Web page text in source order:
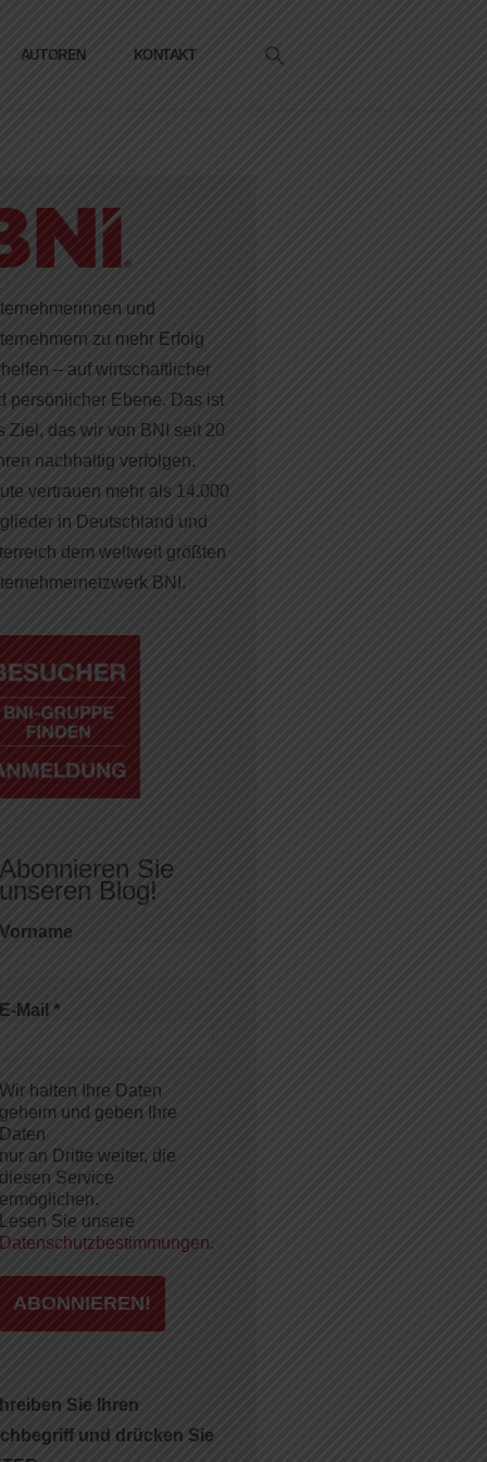
AUTOREN KONTAKT
und
zu mehr Erfolg
– auf wirtschaftlicher
persönlicher Ebene. Das ist
Ziel, das wir von BNI seit 20
nachhaltig verfolgen.
vertrauen mehr als 14.000
in Deutschland und
dem weltweit größten
BNI.
Abonnieren Sie
unseren Blog!
Vorname
E-Mail *
Wir halten Ihre Daten
geheim und geben Ihre
Daten
nur an Dritte weiter, die
diesen Service
ermöglichen.
Lesen Sie unsere
Datenschutzbestimmungen.
Sie Ihren
und drücken Sie